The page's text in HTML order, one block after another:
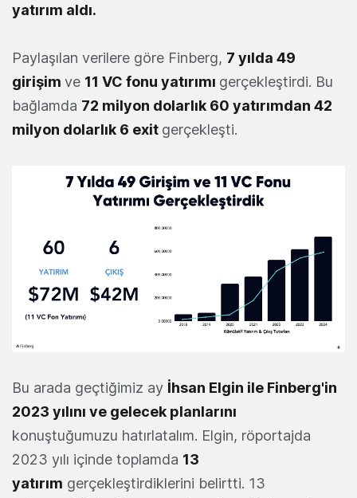
yatırım aldı.
Paylaşılan verilere göre Finberg, 7 yılda 49
girişim ve 11 VC fonu yatırımı gerçekleştirdi. Bu
bağlamda 72 milyon dolarlık 60 yatırımdan 42
milyon dolarlık 6 exit gerçekleşti.
Bu arada geçtiğimiz ay İhsan Elgin ile Finberg'in
2023 yılını ve gelecek planlarını
konuştuğumuzu hatırlatalım. Elgin, röportajda
2023 yılı içinde toplamda 13
yatırım gerçekleştirdiklerini belirtti. 13